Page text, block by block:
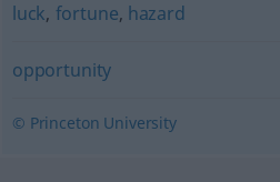
luck, fortune, hazard
opportunity
© Princeton University